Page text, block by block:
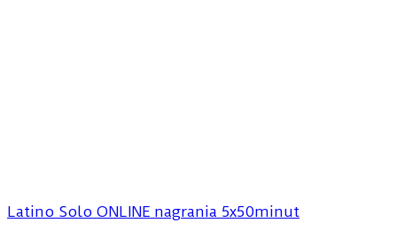
Latino Solo ONLINE nagrania 5x50minut